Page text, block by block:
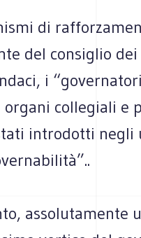
di
del consiglio
i
collegiali e
introdotti negli
assolutamente